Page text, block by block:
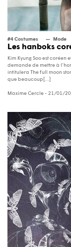
#4 Costumes Mode
Les hanboks
Kim Kyung Soo est coréen
demande de mettre à
intitulera The full moon
que beaucoup[...]
Maxime Cercle- 21/01/